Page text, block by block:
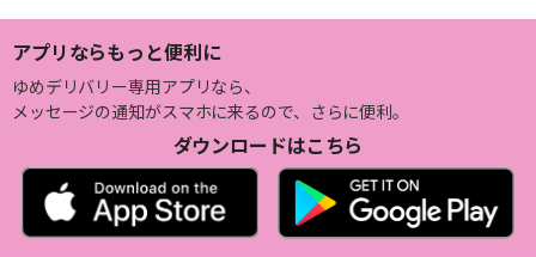
アプリならもっと便利に
ゆめデリバリー専用アプリなら、
メッセージの通知がスマホに来るので、さらに便利。
ダウンロードはこちら